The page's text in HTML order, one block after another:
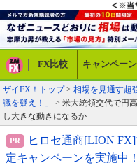
FX比較 キャンペーン
ザイFX！トップ> 相場を見通す超
識を疑え！」
> 米大統領交代で円
し大きな動きになるか
ヒロセ通商[LION
定キャンペーンを実施中！